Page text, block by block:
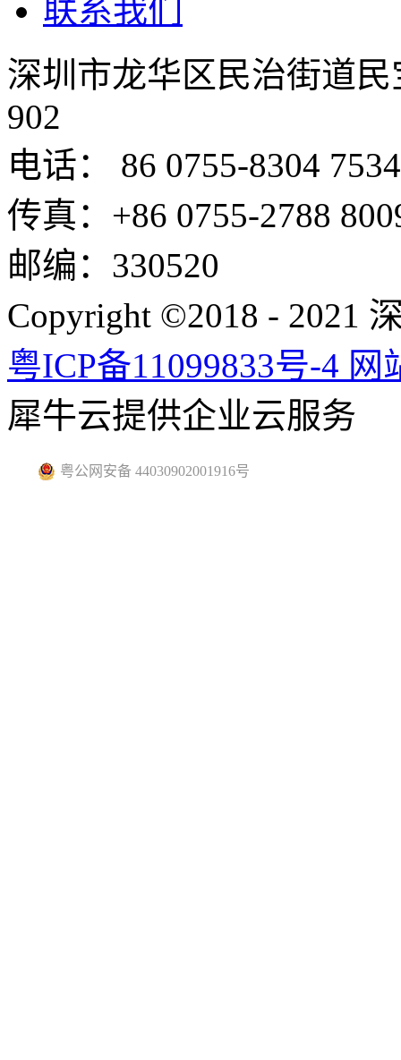
联系我们
深圳市龙华区民治街道
902
电话： 86 0755-8304 7534
传真：+86 0755-2788
邮编：330520
Copyright ©2018 - 2021
粤ICP备11099833号-4 网
犀牛云提供企业云服务
粤公网安备 44030902001916号